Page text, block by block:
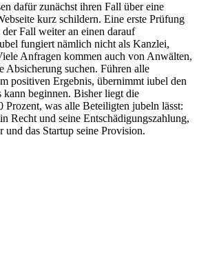
dafür zunächst ihren Fall über eine
kurz schildern. Eine erste Prüfung
Fall weiter an einen darauf
fungiert nämlich nicht als Kanzlei,
Anfragen kommen auch von Anwälten,
Absicherung suchen. Führen alle
positiven Ergebnis, übernimmt iubel den
kann beginnen. Bisher liegt die
Prozent, was alle Beteiligten jubeln lässt:
Recht und seine Entschädigungszahlung,
das Startup seine Provision.